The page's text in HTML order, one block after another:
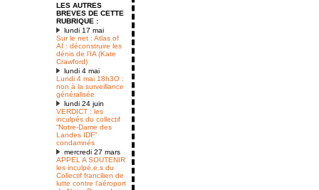
LES AUTRES
BREVES DE CETTE
RUBRIQUE :
lundi 17 mai
Sur le net : Atlas of
AI : déconstruire les
dénis de l’IA (Kate
Crawford)
lundi 4 mai
Lundi 4 mai 18h3O :
non à la surveillance
généralisée
lundi 24 juin
VERDICT : les
inculpés du collectif
“Notre-Dame des
Landes IDF”
condamnés
mercredi 27 mars
APPEL A SOUTENIR
les inculpé.e.s du
Collectif francilien de
lutte contre l’aéroport